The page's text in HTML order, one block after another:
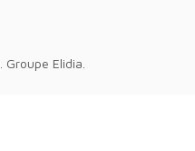
Groupe Elidia